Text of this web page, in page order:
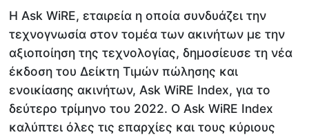
Η Ask WiRE, εταιρεία η οποία συνδυάζει την
τεχνογνωσία στον τομέα των ακινήτων με την
αξιοποίηση της τεχνολογίας, δημοσίευσε τη νέα
έκδοση του Δείκτη Τιμών πώλησης και
ενοικίασης ακινήτων, Ask WiRE Index, για το
δεύτερο τρίμηνο του 2022. Ο Ask WiRE Index
καλύπτει όλες τις επαρχίες και τους κύριους